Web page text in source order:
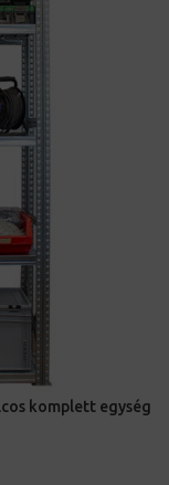
komplett egység